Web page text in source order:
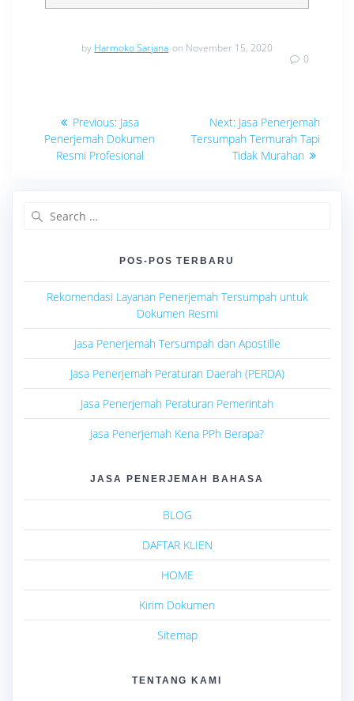
by Harmoko Sarjana on November 15, 2020
0
Navigasi
pos
Previous: Previous
post:
Jasa
Penerjemah Dokumen
Resmi Profesional
Next: Next
post:
Jasa Penerjemah
Tersumpah Termurah Tapi
Tidak Murahan
POS-POS TERBARU
Rekomendasi Layanan Penerjemah Tersumpah untuk
Dokumen Resmi
Jasa Penerjemah Tersumpah dan Apostille
Jasa Penerjemah Peraturan Daerah (PERDA)
Jasa Penerjemah Peraturan Pemerintah
Jasa Penerjemah Kena PPh Berapa?
JASA PENERJEMAH BAHASA
BLOG
DAFTAR KLIEN
HOME
Kirim Dokumen
Sitemap
TENTANG KAMI